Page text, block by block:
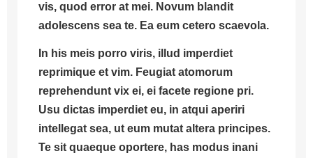
vis, quod error at mei. Novum blandit
adolescens sea te. Ea eum cetero scaevola.
In his meis porro viris, illud imperdiet
reprimique et vim. Feugiat atomorum
reprehendunt vix ei, ei facete regione pri.
Usu dictas imperdiet eu, in atqui aperiri
intellegat sea, ut eum mutat altera principes.
Te sit quaeque oportere, has modus inani